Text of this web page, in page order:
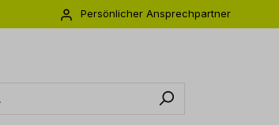
Persönlicher Ansprechpartner